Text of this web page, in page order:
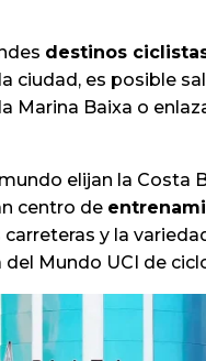
destinos
ciudad, es posible
Marina Baixa o
elijan la Costa
centro de
y la
Mundo UCI de